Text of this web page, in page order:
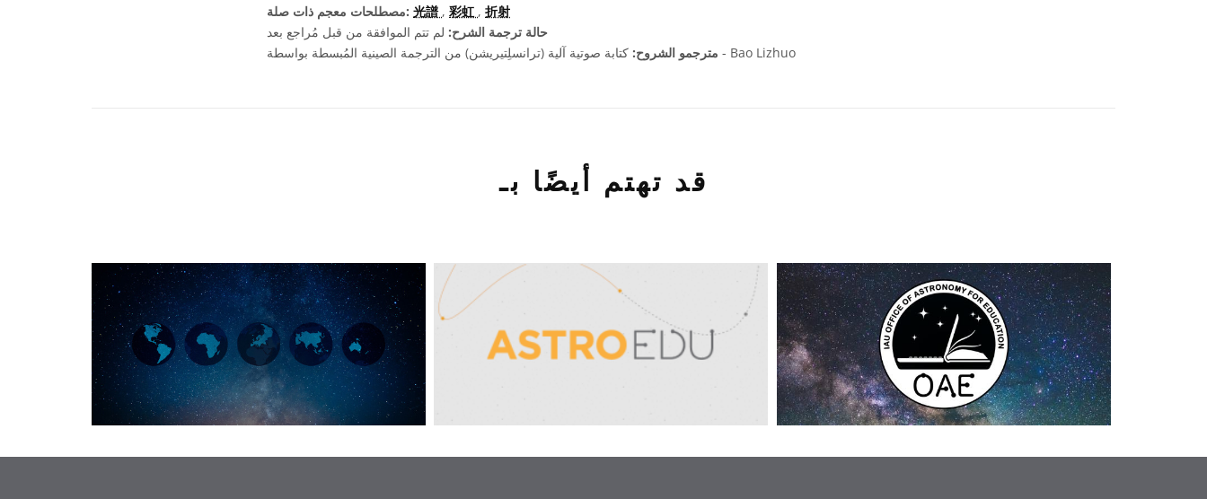
مصطلحات معجم ذات صلة: 光譜 , 彩虹 , 折射
حالة ترجمة الشرح: لم تتم الموافقة من قبل مُراجع بعد
مترجمو الشروح: كتابة صوتية آلية (ترانسلِتيريشن) من الترجمة الصينية المُبسطة بواسطة - Bao Lizhuo
قد تهتم أيضًا بـ